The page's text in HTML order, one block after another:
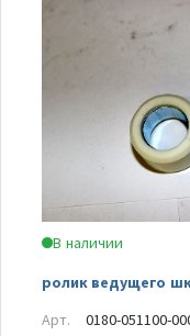
В наличии
ролик ведущего
Арт.
0180-051100-